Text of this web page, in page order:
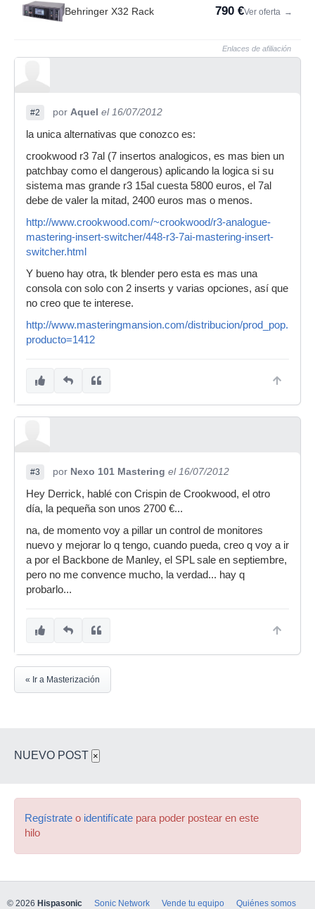
Behringer X32 Rack 790 €Ver oferta →
Enlaces de afiliación
#2 por Aquel el 16/07/2012
la unica alternativas que conozco es:
crookwood r3 7al (7 insertos analogicos, es mas bien un
patchbay como el dangerous) aplicando la logica si su
sistema mas grande r3 15al cuesta 5800 euros, el 7al
debe de valer la mitad, 2400 euros mas o menos.
http://www.crookwood.com/~crookwood/r3-analogue-
mastering-insert-switcher/448-r3-7ai-mastering-insert-
switcher.html
Y bueno hay otra, tk blender pero esta es mas una
consola con solo con 2 inserts y varias opciones, así que
no creo que te interese.
http://www.masteringmansion.com/distribucion/prod_pop.php?
producto=1412
#3 por Nexo 101 Mastering el 16/07/2012
Hey Derrick, hablé con Crispin de Crookwood, el otro
día, la pequeña son unos 2700 €...
na, de momento voy a pillar un control de monitores
nuevo y mejorar lo q tengo, cuando pueda, creo q voy a ir
a por el Backbone de Manley, el SPL sale en septiembre,
pero no me convence mucho, la verdad... hay q
probarlo...
« Ir a Masterización
NUEVO POST ×
Regístrate o identifícate para poder postear en este
hilo
© 2026 Hispasonic Sonic Network Vende tu equipo Quiénes somos